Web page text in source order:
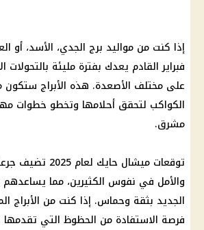
إذا كنت من مواليد برج الجدي، الأسد، أو
فبراير القادم يعدك بفترة مليئة بالتحولات
على مختلف الأصعدة. هذه الأبراج
الكواكب لتحقق أحلامها وتخطو خطوات
مشرق.
توقعات ميشال حايك
والأمل في نفوس الكثيرين، مما يساعدهم
الجديد بثقة وحماس. إذا كنت من الأبراج
فرصة الاستفادة من الحظوظ التي تقدمها